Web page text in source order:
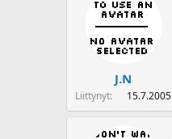
J.N
Liittynyt 15.7.2005